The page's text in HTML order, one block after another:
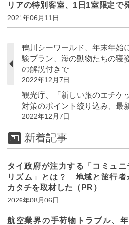
リアの特別客室、1日1室限定で
2021年06月11日
鴨川シーワールド、年末年始
験プラン、海の動物たちの寝
の解説付きで
2022年12月7日
観光庁、「新しい旅のエチケ
対策のポイント絞り込み、最
2022年12月7日
新着記事
タイ政府が注力する「コミュ
リズム」とは？ 地域と旅行者
カタチを取材した（PR）
2026年08月06日
航空業界の手荷物トラブル、